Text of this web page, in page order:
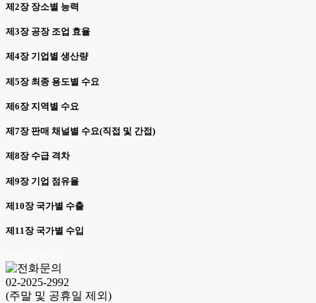
제2장 장소별 능력
제3장 공장 조업 효율
제4장 기업별 생산량
제5장 최종 용도별 수요
제6장 지역별 수요
제7장 판매 채널별 수요(직접 및 간접)
제8장 수급 격차
제9장 기업 점유율
제10장 국가별 수출
제11장 국가별 수입
02-2025-2992
(주말 및 공휴일 제외)